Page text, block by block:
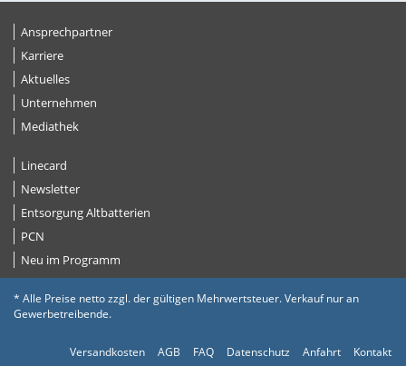
Ansprechpartner
Karriere
Aktuelles
Unternehmen
Mediathek
Linecard
Newsletter
Entsorgung Altbatterien
PCN
Neu im Programm
* Alle Preise netto zzgl. der gültigen Mehrwertsteuer. Verkauf nur an
Gewerbetreibende.
Versandkosten AGB FAQ Datenschutz Anfahrt
Kontakt